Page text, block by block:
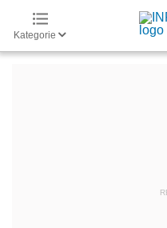
Kategorie